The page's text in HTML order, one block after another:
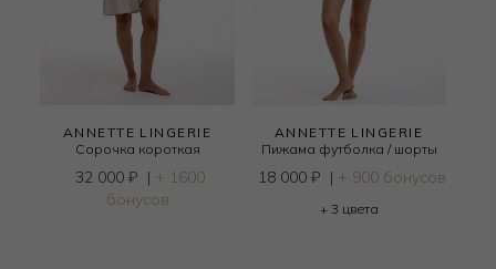
ANNETTE LINGERIE
Сорочка короткая
32 000 ₽ | + 1600
бонусов
ANNETTE LINGERIE
Пижама футболка / шорты
18 000 ₽ | + 900 бонусов
+ 3 цвета